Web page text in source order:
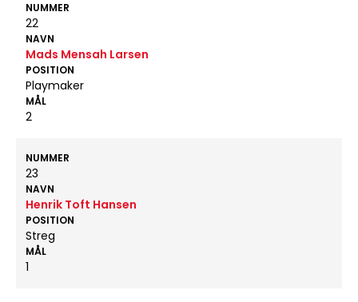
NUMMER
22
NAVN
Mads Mensah Larsen
POSITION
Playmaker
MÅL
2
NUMMER
23
NAVN
Henrik Toft Hansen
POSITION
Streg
MÅL
1